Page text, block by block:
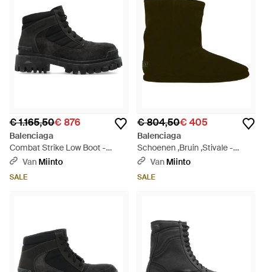
€ 1.165,50€ 876
Balenciaga
Combat Strike Low Boot -
Zwart
Van Miinto
SALE
€ 804,50€ 405
Balenciaga
Schoenen ,Bruin ,Stivale -
Groen
Van Miinto
SALE